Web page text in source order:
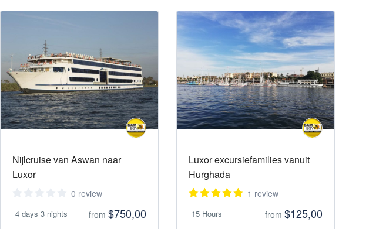
Nijlcruise van Aswan naar
Luxor
0 review
4 days 3 nights from $750,00
Luxor excursiefamilies vanuit
Hurghada
1 review
15 Hours from $125,00